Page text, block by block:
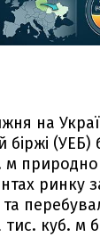
на
біржі
м
ринку
тис. куб. м